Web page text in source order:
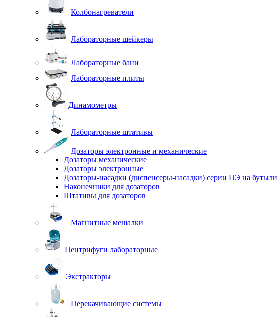
Колбонагреватели
Лабораторные шейкеры
Лабораторные бани
Лабораторные плиты
Динамометры
Лабораторные штативы
Дозаторы электронные и механические
Дозаторы механические
Дозаторы электронные
Дозаторы-насадки (диспенсеры-насадки) серии ПЭ на бутыли
Наконечники для дозаторов
Штативы для дозаторов
Магнитные мешалки
Центрифуги лабораторные
Экстракторы
Перекачивающие системы